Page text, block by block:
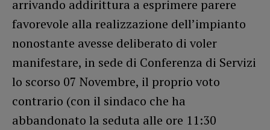
arrivando addirittura a esprimere parere
favorevole alla realizzazione dell’impianto
nonostante avesse deliberato di voler
manifestare, in sede di Conferenza di Servizi
lo scorso 07 Novembre, il proprio voto
contrario (con il sindaco che ha
abbandonato la seduta alle ore 11:30